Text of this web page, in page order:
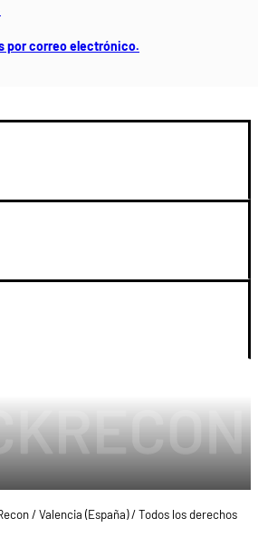
por correo electrónico.
/ Valencia (España) / Todos los derechos